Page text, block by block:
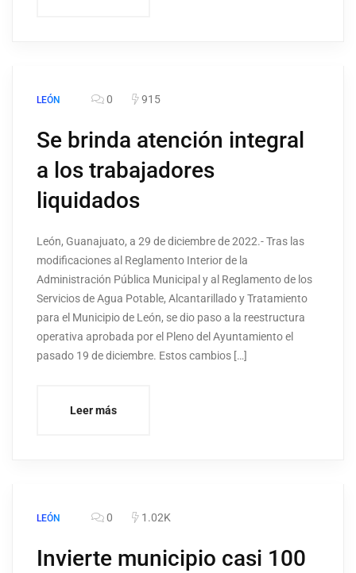
LEÓN 0 915
Se brinda atención integral
a los trabajadores
liquidados
León, Guanajuato, a 29 de diciembre de 2022.- Tras las
modificaciones al Reglamento Interior de la
Administración Pública Municipal y al Reglamento de los
Servicios de Agua Potable, Alcantarillado y Tratamiento
para el Municipio de León, se dio paso a la reestructura
operativa aprobada por el Pleno del Ayuntamiento el
pasado 19 de diciembre. Estos cambios […]
Leer más
LEÓN 0 1.02K
Invierte municipio casi 100